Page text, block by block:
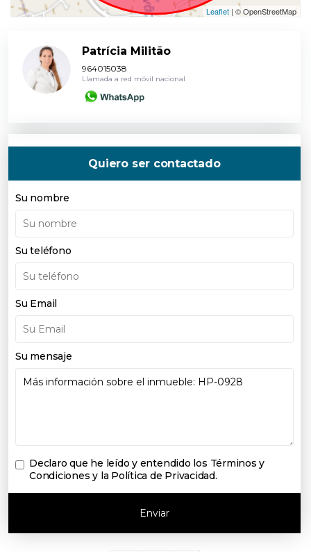
Leaflet | © OpenStreetMap
Patrícia Militão
964015038
Llamada a red móvil nacional
Quiero ser contactado
Su nombre
Su teléfono
Su Email
Su mensaje
Declaro que he leído y entendido los Términos y
Condiciones y la Política de Privacidad.
Enviar